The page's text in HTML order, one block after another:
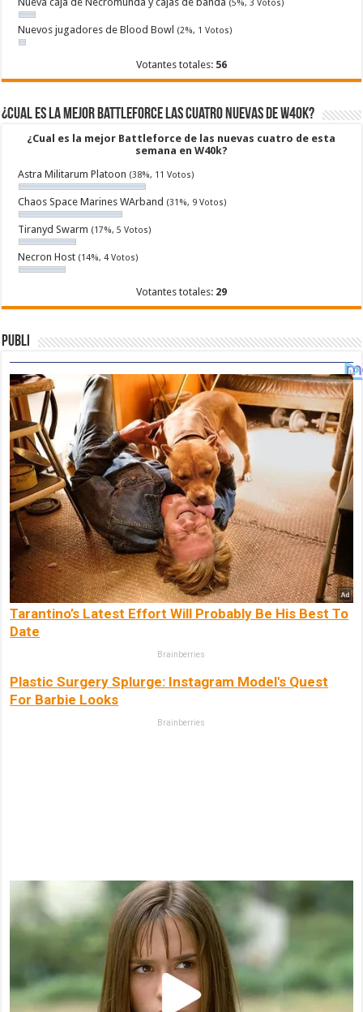
(5%, 3 Votos)
Nuevos jugadores de Blood Bowl (2%, 1 Votos)
Votantes totales: 56
¿Cual es la mejor Battleforce las cuatro nuevas de W40k?
¿Cual es la mejor Battleforce de las nuevas cuatro de esta
semana en W40k?
Astra Militarum Platoon (38%, 11 Votos)
Chaos Space Marines WArband (31%, 9 Votos)
Tiranyd Swarm (17%, 5 Votos)
Necron Host (14%, 4 Votos)
Votantes totales: 29
Publi
Tarantino’s Latest Effort Will Probably Be His Best To
Date
Brainberries
Plastic Surgery Splurge: Instagram Model's Quest
For Barbie Looks
Brainberries